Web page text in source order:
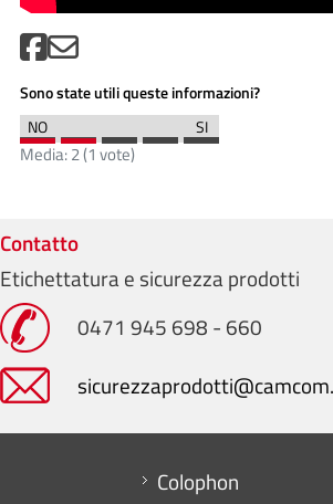
Sono state utili queste informazioni?
Media:2(1 vote)
Contatto
Etichettatura e sicurezza prodotti
0471 945 698 - 660
Menu footer
Colophon